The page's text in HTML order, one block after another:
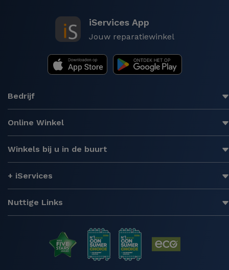
iServices App
Jouw reparatiewinkel
Bedrijf
Online Winkel
Winkels bij u in de buurt
+ iServices
Nuttige Links